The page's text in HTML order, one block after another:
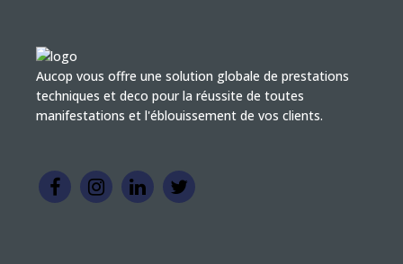
Aucop vous offre une solution globale de prestations
techniques et deco pour la réussite de toutes
manifestations et l'éblouissement de vos clients.